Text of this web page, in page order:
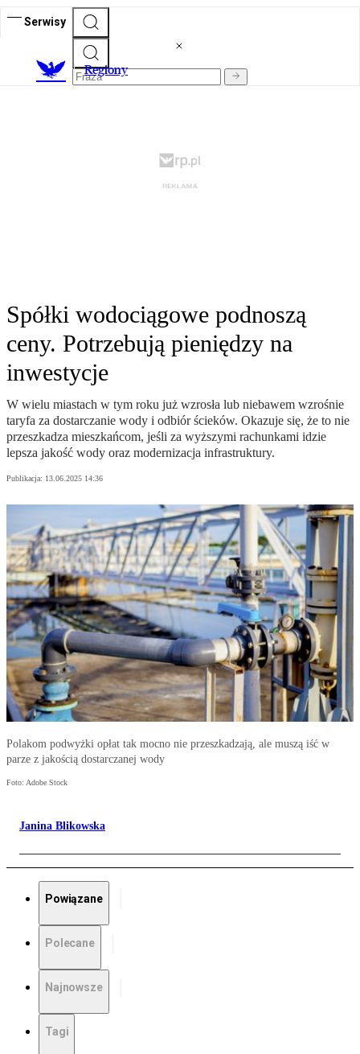
Serwisy
Regiony
Spółki wodociągowe podnoszą
ceny. Potrzebują pieniędzy na
inwestycje
W wielu miastach w tym roku już wzrosła lub niebawem wzrośnie
taryfa za dostarczanie wody i odbiór ścieków. Okazuje się, że to nie
przeszkadza mieszkańcom, jeśli za wyższymi rachunkami idzie
lepsza jakość wody oraz modernizacja infrastruktury.
Publikacja: 13.06.2025 14:36
Polakom podwyżki opłat tak mocno nie przeszkadzają, ale muszą iść w
parze z jakością dostarczanej wody
Foto: Adobe Stock
Janina Blikowska
Powiązane
Polecane
Najnowsze
Tagi